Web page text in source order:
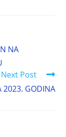
NA
Next Post
2023. GODINA